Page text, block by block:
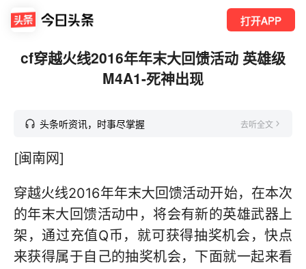
打开APP
cf穿越火线2016年年末大回馈活动 英雄级
M4A1-死神出现
头条听资讯，时事尽掌握 去听全文
[闽南网]
穿越火线2016年年末大回馈活动开始，在本次
的年末大回馈活动中，将会有新的英雄武器上
架，通过充值Q币，就可获得抽奖机会，快点
来获得属于自己的抽奖机会，下面就一起来看